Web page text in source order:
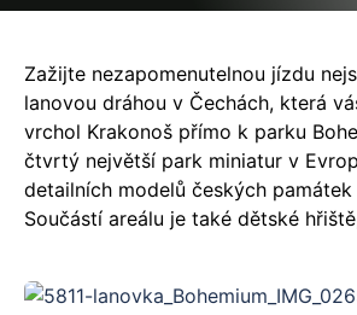
Zažijte nezapomenutelnou jízdu
lanovou dráhou v Čechách, která
vrchol Krakonoš přímo k parku
čtvrtý největší park miniatur v
detailních modelů českých památek
Součástí areálu je také dětské
pohádkový ráj s postavami jako
chaloupka, drak, princ Bajaja či